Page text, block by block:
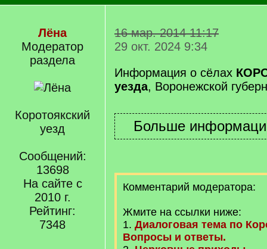
Лёна
Модератор
раздела
Коротоякский
уезд
Сообщений:
13698
На сайте с
2010 г.
Рейтинг:
7348
16 мар. 2014 11:17
29 окт. 2024 9:34
Информация о сёлах
уезда, Воронежской
Комментарий модератора:
Жмите на ссылки ниже:
1. Диалоговая тема по
Вопросы и ответы.